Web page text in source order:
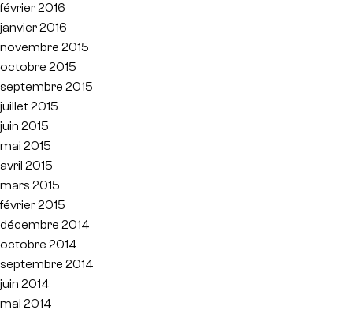
février 2016
janvier 2016
novembre 2015
octobre 2015
septembre 2015
juillet 2015
juin 2015
mai 2015
avril 2015
mars 2015
février 2015
décembre 2014
octobre 2014
septembre 2014
juin 2014
mai 2014